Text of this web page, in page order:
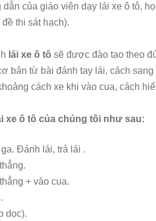
của giáo viên dạy lái xe ô tô,
thi sát hạch).
lái xe ô tô sẽ được đào tạo theo
bản từ bài đánh tay lái, cách
cách xe khi vào cua, cách
xe ô tô của chúng tôi như sau:
Đánh lái, trả lái .
+ vào cua.
dọc).